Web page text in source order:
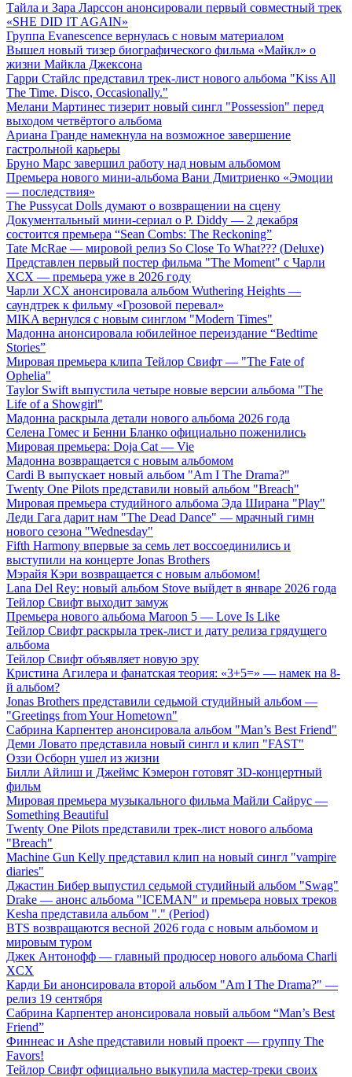
Тайла и Зара Ларссон анонсировали первый совместный трек
«SHE DID IT AGAIN»
Группа Evanescence вернулась с новым материалом
Вышел новый тизер биографического фильма «Майкл» о
жизни Майкла Джексона
Гарри Стайлс представил трек-лист нового альбома "Kiss All
The Time. Disco, Occasionally."
Мелани Мартинес тизерит новый сингл "Possession" перед
выходом четвёртого альбома
Ариана Гранде намекнула на возможное завершение
гастрольной карьеры
Бруно Марс завершил работу над новым альбомом
Премьера нового мини-альбома Вани Дмитриенко «Эмоции
— последствия»
The Pussycat Dolls думают о возвращении на сцену
Документальный мини-сериал о P. Diddy — 2 декабря
состоится премьера “Sean Combs: The Reckoning”
Tate McRae — мировой релиз So Close To What??? (Deluxe)
Представлен первый постер фильма "The Moment" с Чарли
XCX — премьера уже в 2026 году
Чарли XCX анонсировала альбом Wuthering Heights —
саундтрек к фильму «Грозовой перевал»
MIKA вернулся с новым синглом "Modern Times"
Мадонна анонсировала юбилейное переиздание “Bedtime
Stories”
Мировая премьера клипа Тейлор Свифт — "The Fate of
Ophelia"
Taylor Swift выпустила четыре новые версии альбома "The
Life of a Showgirl"
Мадонна раскрыла детали нового альбома 2026 года
Селена Гомес и Бенни Бланко официально поженились
Мировая премьера: Doja Cat — Vie
Мадонна возвращается с новым альбомом
Cardi B выпускает новый альбом "Am I The Drama?"
Twenty One Pilots представили новый альбом "Breach"
Мировая премьера студийного альбома Эда Ширана "Play"
Леди Гага дарит нам "The Dead Dance" — мрачный гимн
нового сезона "Wednesday"
Fifth Harmony впервые за семь лет воссоединились и
выступили на концерте Jonas Brothers
Мэрайя Кэри возвращается с новым альбомом!
Lana Del Rey: новый альбом Stove выйдет в январе 2026 года
Тейлор Свифт выходит замуж
Премьера нового альбома Maroon 5 — Love Is Like
Тейлор Свифт раскрыла трек-лист и дату релиза грядущего
альбома
Тейлор Свифт объявляет новую эру
Кристина Агилера и фанатская теория: «3+5=» — намек на 8-
й альбом?
Jonas Brothers представили седьмой студийный альбом —
"Greetings from Your Hometown"
Сабрина Карпентер анонсировала альбом "Man’s Best Friend"
Деми Ловато представила новый сингл и клип "FAST"
Оззи Осборн ушел из жизни
Билли Айлиш и Джеймс Кэмерон готовят 3D-концертный
фильм
Мировая премьера музыкального фильма Майли Сайрус —
Something Beautiful
Twenty One Pilots представили трек-лист нового альбома
"Breach"
Machine Gun Kelly представил клип на новый сингл "vampire
diaries"
Джастин Бибер выпустил седьмой студийный альбом "Swag"
Drake — анонс альбома "ICEMAN" и премьера новых треков
Kesha представила альбом "." (Period)
BTS возвращаются весной 2026 года с новым альбомом и
мировым туром
Джек Антонофф — главный продюсер нового альбома Charli
XCX
Карди Би анонсировала второй альбом "Am I The Drama?" —
релиз 19 сентября
Сабрина Карпентер анонсировала новый альбом “Man’s Best
Friend”
Финнеас и Ashe представили новый проект — группу The
Favors!
Тейлор Свифт официально выкупила мастер-треки своих